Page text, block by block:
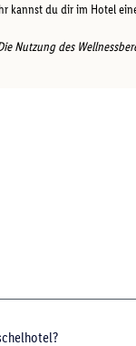
kannst du dir im Hotel
Nutzung des